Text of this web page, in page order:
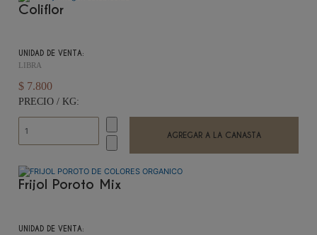
Coliflor
UNIDAD DE VENTA:
LIBRA
$ 7.800
PRECIO / KG:
Frijol Poroto Mix
UNIDAD DE VENTA: